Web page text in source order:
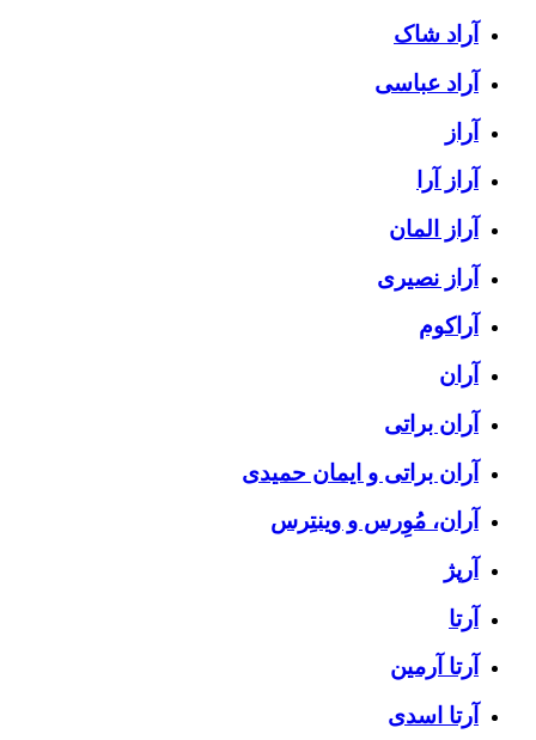
آراد شاک
آراد عباسی
آراز
آراز آرا
آراز المان
آراز نصیری
آراکوم
آران
آران براتی
آران براتی و ایمان حمیدی
آران، مُوِرس و وینتِرس
آرپژ
آرتا
آرتا آرمین
آرتا اسدی